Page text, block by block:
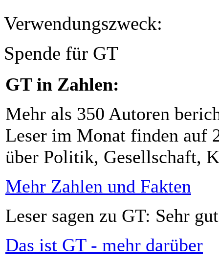
Verwendungszweck:
Spende für GT
GT in Zahlen:
Mehr als 350 Autoren
Leser im Monat finden auf
über Politik, Gesellschaft,
Mehr Zahlen und Fakten
Leser sagen zu GT: Sehr
Das ist GT - mehr darüber